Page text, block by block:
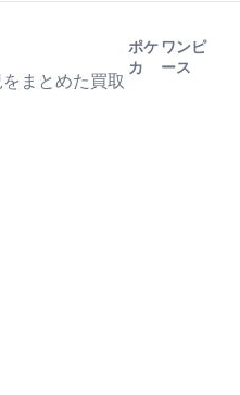
まとめた買取
ポケ
カ
ワンピ
ース